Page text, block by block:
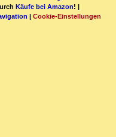
Käufe bei Amazon! |
Cookie-Einstellungen